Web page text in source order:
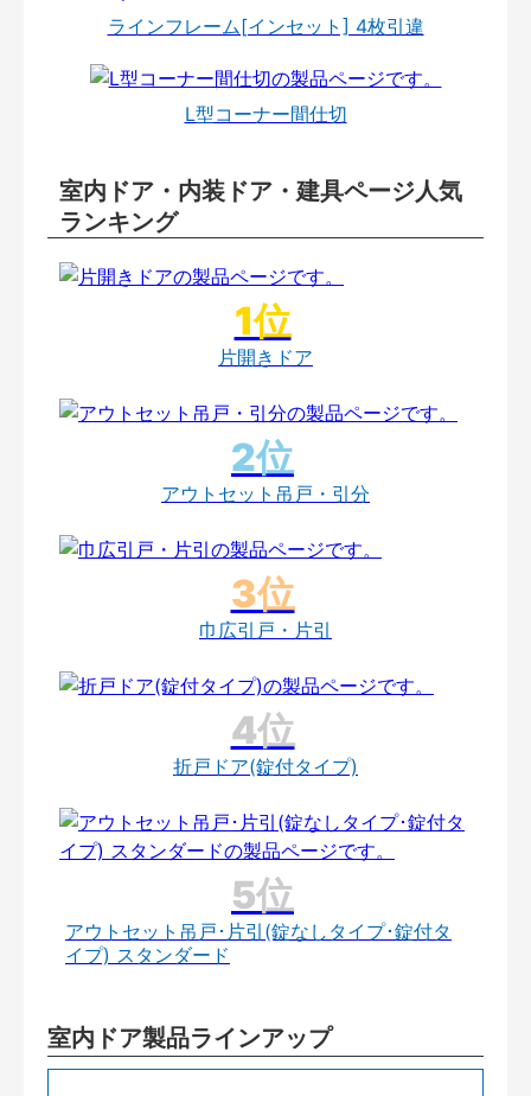
ラインフレーム[インセット] 4枚引違
L型コーナー間仕切
室内ドア・内装ドア・建具ページ人気
ランキング
片開きドア
アウトセット吊戸・引分
巾広引戸・片引
折戸ドア(錠付タイプ)
アウトセット吊戸･片引(錠なしタイプ･錠付タ
イプ) スタンダード
室内ドア製品ラインアップ